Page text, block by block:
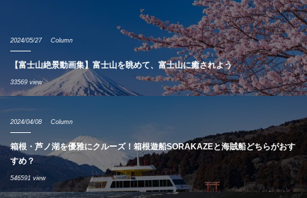
2024/05/27 Column
【富士山絶景動画集】富士山を眺めて、富士山に癒されよう
33569 view
2024/04/08 Column
箱根・芦ノ湖を優雅にクルーズ！箱根遊船SORAKAZEと海賊船どちらがおす
すめ？
546591 view